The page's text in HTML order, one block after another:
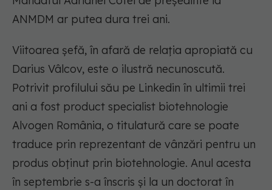
ANMDM ar putea dura trei ani.
Viitoarea șefă, în afară de relația apropiată cu
Darius Vâlcov, este o ilustră necunoscută.
Potrivit profilului său pe Linkedin în ultimii trei
ani a fost product specialist biotehnologie
Alvogen România, o titulatură care se poate
traduce prin reprezentant de vânzări pentru un
produs obținut prin biotehnologie. Anul acesta
în septembrie s-a înscris și la un doctorat în